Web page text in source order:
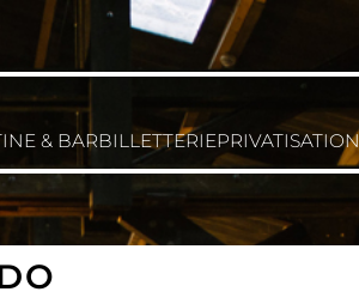
& BARBILLETTERIEPRIVATISATION